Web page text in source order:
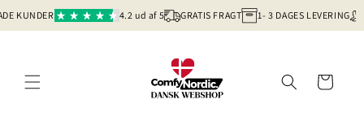
Gå til indhold 4.2 ud af 5 GRATIS FRAGT 1- 3 DAGES LEVERING
Indkøbskurv